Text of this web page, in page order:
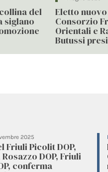
del
siglano
Eletto
Consorzio
Orientali e
Butussi
2025
Friuli Picolit DOP,
DOP, Friuli
conferma